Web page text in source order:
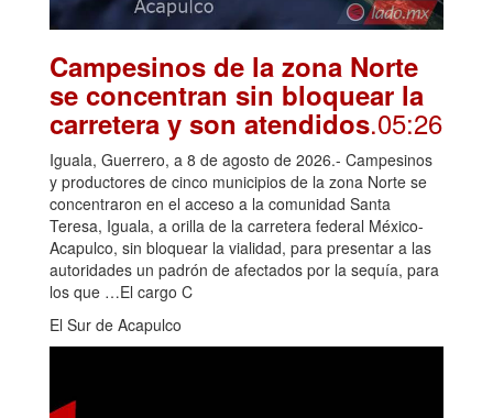
Campesinos de la zona Norte
se concentran sin bloquear la
carretera y son atendidos.05:26
Iguala, Guerrero, a 8 de agosto de 2026.- Campesinos
y productores de cinco municipios de la zona Norte se
concentraron en el acceso a la comunidad Santa
Teresa, Iguala, a orilla de la carretera federal México-
Acapulco, sin bloquear la vialidad, para presentar a las
autoridades un padrón de afectados por la sequía, para
los que …El cargo C
El Sur de Acapulco